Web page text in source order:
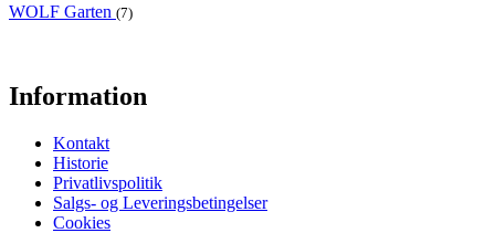
WOLF Garten (7)
Information
Kontakt
Historie
Privatlivspolitik
Salgs- og Leveringsbetingelser
Cookies